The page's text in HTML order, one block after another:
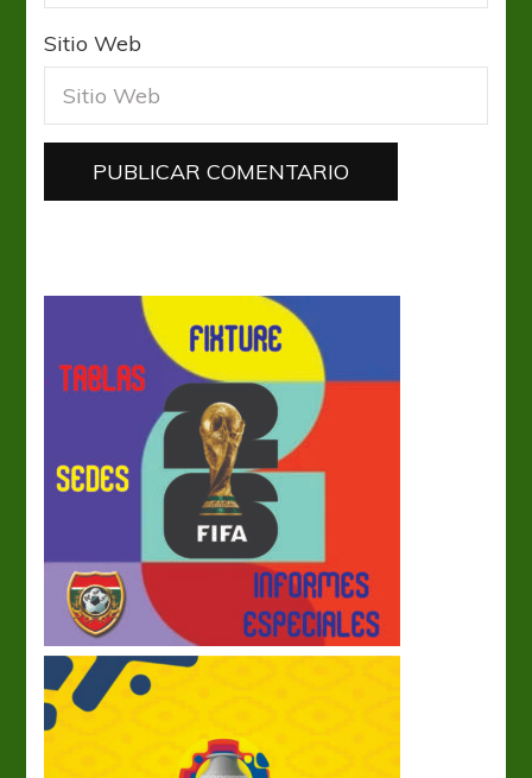
Sitio Web